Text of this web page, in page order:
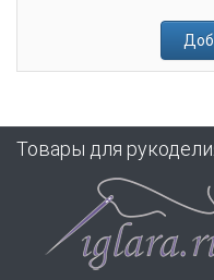
Товары для